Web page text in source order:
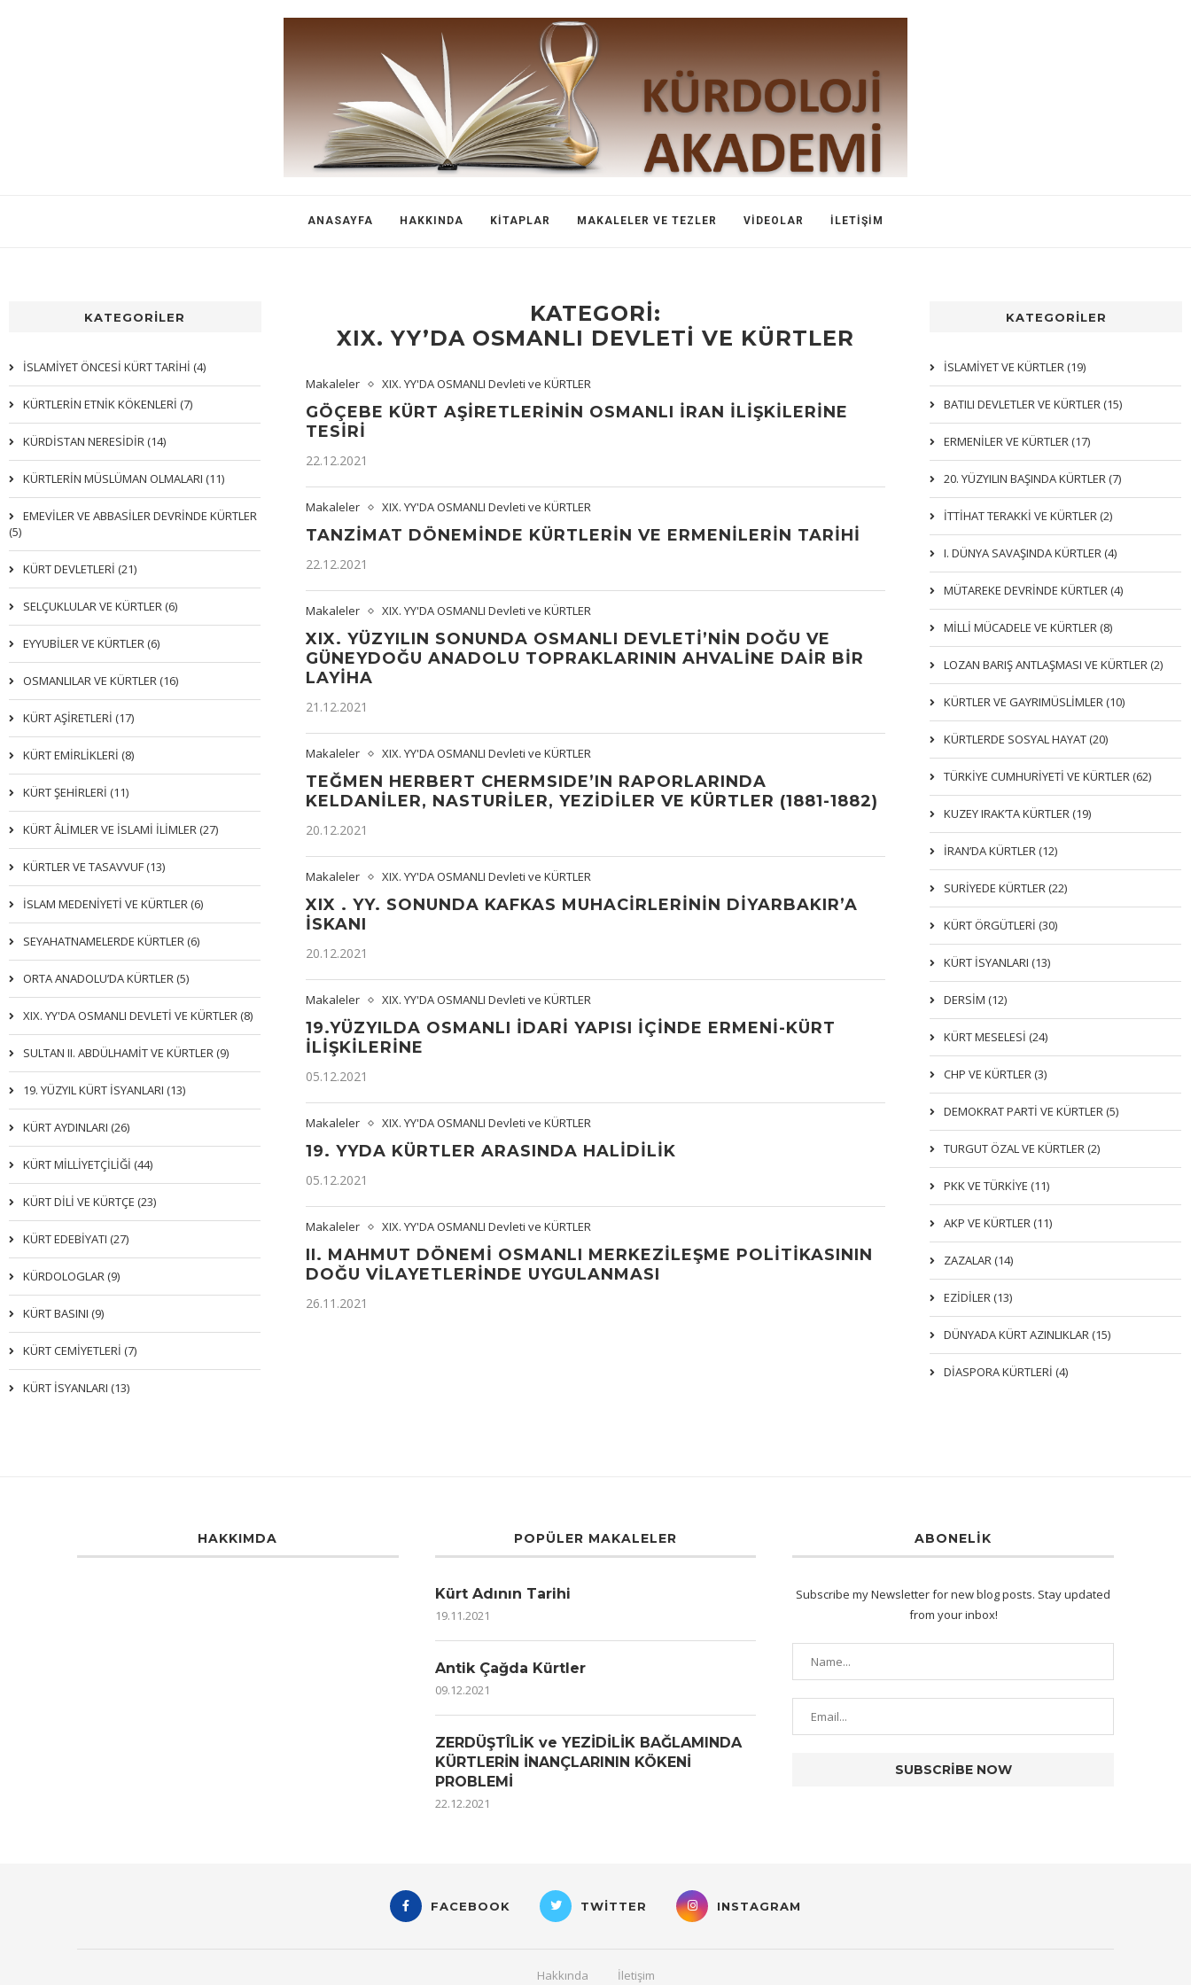
ANASAYFA HAKKINDA KITAPLAR MAKALELER VE TEZLER VIDEOLAR İLETIŞIM
KATEGORI:
XIX. YY’DA OSMANLI DEVLETI VE KÜRTLER
Makaleler XIX. YY'DA OSMANLI Devleti ve KÜRTLER
GÖÇEBE KÜRT AŞIRETLERININ OSMANLI İRAN İLIŞKILERINE
TESIRI
22.12.2021
Makaleler XIX. YY'DA OSMANLI Devleti ve KÜRTLER
TANZIMAT DÖNEMINDE KÜRTLERIN VE ERMENILERIN TARIHI
22.12.2021
Makaleler XIX. YY'DA OSMANLI Devleti ve KÜRTLER
XIX. YÜZYILIN SONUNDA OSMANLI DEVLETI’NIN DOĞU VE
GÜNEYDOĞU ANADOLU TOPRAKLARININ AHVALINE DAIR BIR
LAYIHA
21.12.2021
Makaleler XIX. YY'DA OSMANLI Devleti ve KÜRTLER
TEĞMEN HERBERT CHERMSIDE’IN RAPORLARINDA
KELDANİLER, NASTURİLER, YEZİDİLER VE KÜRTLER (1881-1882)
20.12.2021
Makaleler XIX. YY'DA OSMANLI Devleti ve KÜRTLER
XIX . YY. SONUNDA KAFKAS MUHACIRLERININ DIYARBAKIR’A
İSKANI
20.12.2021
Makaleler XIX. YY'DA OSMANLI Devleti ve KÜRTLER
19.YÜZYILDA OSMANLI İDARİ YAPISI İÇİNDE ERMENİ-KÜRT
İLİŞKİLERİNE
05.12.2021
Makaleler XIX. YY'DA OSMANLI Devleti ve KÜRTLER
19. YYDA KÜRTLER ARASINDA HALIDILIK
05.12.2021
Makaleler XIX. YY'DA OSMANLI Devleti ve KÜRTLER
II. MAHMUT DÖNEMİ OSMANLI MERKEZİLEŞME POLİTİKASININ
DOĞU VİLAYETLERİNDE UYGULANMASI
26.11.2021
KATEGORİLER
İSLAMIYET VE KÜRTLER (19)
BATILI DEVLETLER VE KÜRTLER (15)
ERMENİLER VE KÜRTLER (17)
20. YÜZYILIN BAŞINDA KÜRTLER (7)
İTTIHAT TERAKKI VE KÜRTLER (2)
I. DÜNYA SAVAŞINDA KÜRTLER (4)
MÜTAREKE DEVRİNDE KÜRTLER (4)
MİLLİ MÜCADELE VE KÜRTLER (8)
LOZAN BARIŞ ANTLAŞMASI VE KÜRTLER (2)
KÜRTLER VE GAYRIMÜSLIMLER (10)
KÜRTLERDE SOSYAL HAYAT (20)
TÜRKİYE CUMHURİYETİ VE KÜRTLER (62)
KUZEY IRAK’TA KÜRTLER (19)
İRAN’DA KÜRTLER (12)
SURİYEDE KÜRTLER (22)
KÜRT ÖRGÜTLERİ (30)
KÜRT İSYANLARI (13)
DERSIM (12)
KÜRT MESELESİ (24)
CHP VE KÜRTLER (3)
DEMOKRAT PARTI VE KÜRTLER (5)
TURGUT ÖZAL VE KÜRTLER (2)
PKK VE TÜRKIYE (11)
AKP VE KÜRTLER (11)
ZAZALAR (14)
EZIDILER (13)
DÜNYADA KÜRT AZINLIKLAR (15)
DİASPORA KÜRTLERİ (4)
KATEGORİLER
İSLAMİYET ÖNCESİ KÜRT TARİHİ (4)
KÜRTLERIN ETNIK KÖKENLERI (7)
KÜRDİSTAN NERESİDİR (14)
KÜRTLERİN MÜSLÜMAN OLMALARI (11)
EMEVİLER VE ABBASİLER DEVRİNDE KÜRTLER
(5)
KÜRT DEVLETLERİ (21)
SELÇUKLULAR VE KÜRTLER (6)
EYYUBİLER VE KÜRTLER (6)
OSMANLILAR VE KÜRTLER (16)
KÜRT AŞİRETLERİ (17)
KÜRT EMİRLİKLERİ (8)
KÜRT ŞEHİRLERİ (11)
KÜRT ÂLİMLER VE İSLAMİ İLİMLER (27)
KÜRTLER VE TASAVVUF (13)
İSLAM MEDENİYETİ VE KÜRTLER (6)
SEYAHATNAMELERDE KÜRTLER (6)
ORTA ANADOLU’DA KÜRTLER (5)
XIX. YY'DA OSMANLI DEVLETI VE KÜRTLER (8)
SULTAN II. ABDÜLHAMİT VE KÜRTLER (9)
19. YÜZYIL KÜRT İSYANLARI (13)
KÜRT AYDINLARI (26)
KÜRT MİLLİYETÇİLİĞİ (44)
KÜRT DİLİ VE KÜRTÇE (23)
KÜRT EDEBİYATI (27)
KÜRDOLOGLAR (9)
KÜRT BASINI (9)
KÜRT CEMİYETLERİ (7)
KÜRT İSYANLARI (13)
HAKKIMDA POPÜLER MAKALELER
Kürt Adının Tarihi
19.11.2021
Antik Çağda Kürtler
09.12.2021
ZERDÜŞTÎLİK ve YEZİDİLİK BAĞLAMINDA
KÜRTLERİN İNANÇLARININ KÖKENİ
PROBLEMİ
22.12.2021
ABONELIK
Subscribe my Newsletter for new blog posts. Stay updated
from your inbox!
FACEBOOK TWITTER INSTAGRAM
Hakkında İletişim